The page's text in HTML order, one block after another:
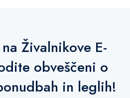
Živalnikove E-
obveščeni o
in leglih!